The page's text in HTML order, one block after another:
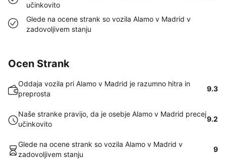
učinkovito
Glede na ocene strank so vozila Alamo v Madrid v
zadovoljivem stanju
Ocen Strank
Oddaja vozila pri Alamo v Madrid je razumno hitra in
preprosta
9.3
Naše stranke pravijo, da je osebje Alamo v Madrid precej
učinkovito
9.2
Glede na ocene strank so vozila Alamo v Madrid v
zadovoljivem stanju
9